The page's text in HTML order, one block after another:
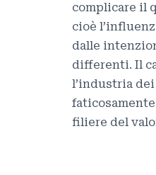
complicare il
cioè
dalle
differenti. Il
l’industria
filiere del